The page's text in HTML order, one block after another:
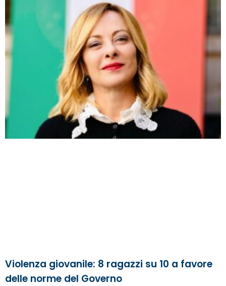
Violenza giovanile: 8 ragazzi su 10 a favore
delle norme del Governo